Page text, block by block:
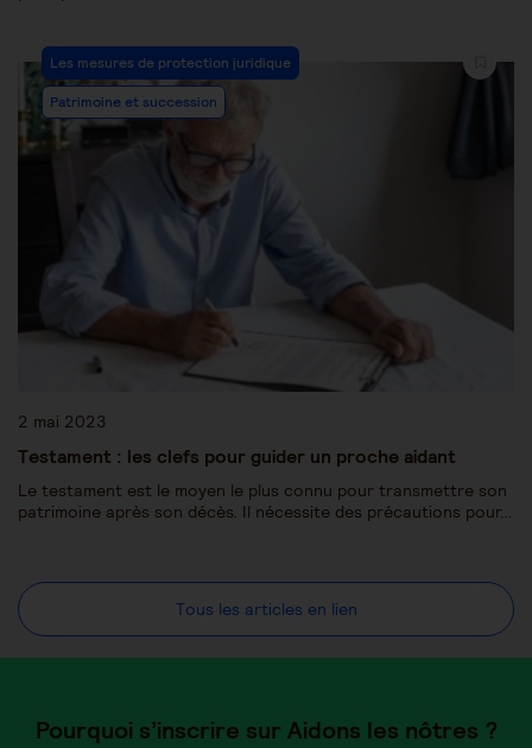
Les mesures de protection juridique
Patrimoine et succession
2 mai 2023
Testament : les clefs pour guider un proche aidant
Le testament est le moyen le plus connu pour transmettre son
patrimoine après son décès. Il nécessite des précautions pour…
Tous les articles en lien
Pourquoi s’inscrire sur Aidons les nôtres ?